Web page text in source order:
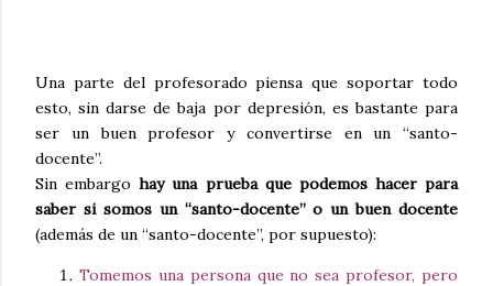
Una parte del profesorado piensa que soportar todo
esto, sin darse de baja por depresión, es bastante para
ser un buen profesor y convertirse en un “santo-
docente”.
Sin embargohay una prueba que podemos hacer para
saber si somos un “santo-docente” o un buen docente
(además de un “santo-docente”, por supuesto):
Tomemos una persona que no sea profesor, pero